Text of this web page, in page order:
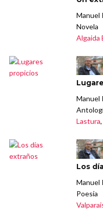
Manuel
Novela
Algaida
Manuel
Lastura
Los
Manuel
Poesía